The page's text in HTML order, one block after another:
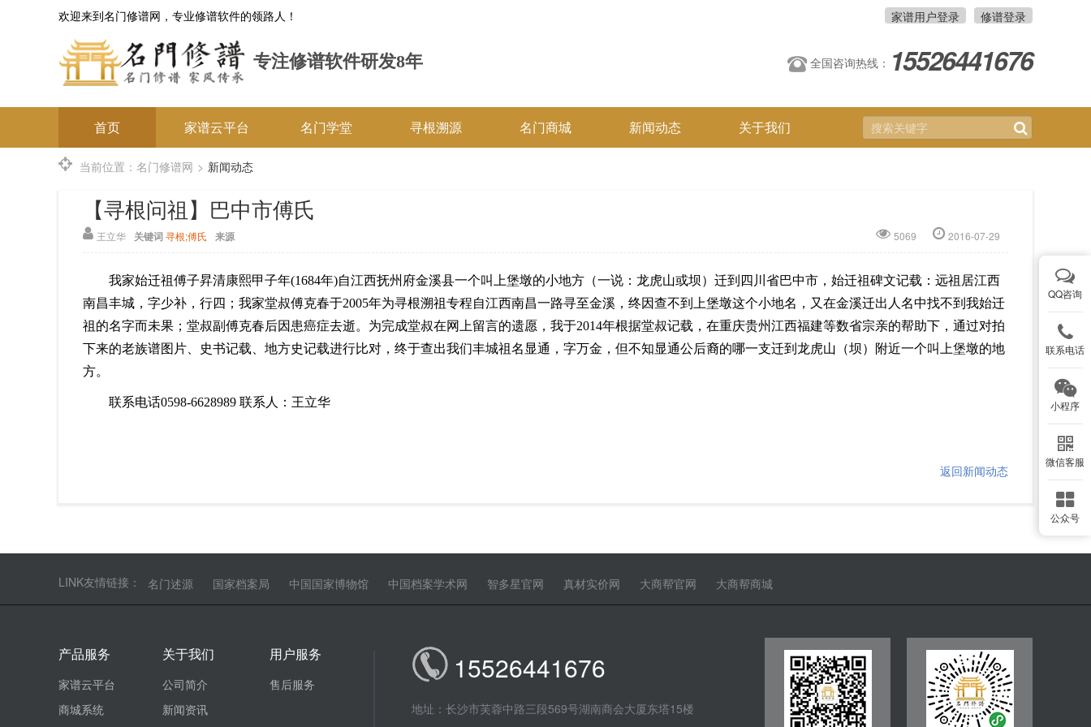
欢迎来到名门修谱网，专业修谱软件的领路人！ 家谱用户登录 修谱登录
专注修谱软件研发8年 15526441676
全国咨询热线：
首页 家谱云平台 名门学堂 寻根溯源 名门商城 新闻动态 关于我们
当前位置： 名门修谱网 > 新闻动态
【寻根问祖】巴中市傅氏
王立华 关键词寻根;傅氏 来源 2016-07-29
5069
我家始迁祖傅子昇清康熙甲子年(1684年)自江西抚州府金溪县一个叫上堡墩的小地方（一说：龙虎山或坝）迁到四川省巴中市，始迁祖碑文记载：远祖居江西
南昌丰城，字少补，行四；我家堂叔傅克春于2005年为寻根溯祖专程自江西南昌一路寻至金溪，终因查不到上堡墩这个小地名，又在金溪迁出人名中找不到我始迁
祖的名字而未果；堂叔副傅克春后因患癌症去逝。为完成堂叔在网上留言的遗愿，我于2014年根据堂叔记载，在重庆贵州江西福建等数省宗亲的帮助下，通过对拍
下来的老族谱图片、史书记载、地方史记载进行比对，终于查出我们丰城祖名显通，字万金，但不知显通公后裔的哪一支迁到龙虎山（坝）附近一个叫上堡墩的地
方。
联系电话0598-6628989 联系人：王立华
返回新闻动态
LINK友情链接： 名门述源 国家档案局 中国国家博物馆 中国档案学术网 智多星官网 真材实价网 大商帮官网 大商帮商城
产品服务
家谱云平台
商城系统
用户服务
售后服务
关于我们
公司简介
新闻资讯
15526441676
地址：长沙市芙蓉中路三段569号湖南商会大厦东塔15楼
QQ咨询
联系电话
小程序
微信客服
公众号